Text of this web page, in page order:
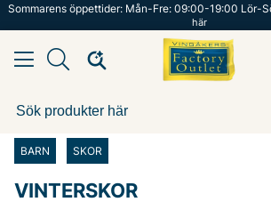
Sommarens öppettider: Mån-Fre: 09:00-19:00 Lör-
här
BARN SKOR
VINTERSKOR